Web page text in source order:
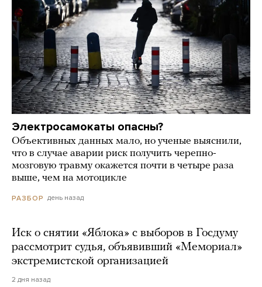
Электросамокаты опасны?
Объективных данных мало, но ученые выяснили,
что в случае аварии риск получить черепно-
мозговую травму окажется почти в четыре раза
выше, чем на мотоцикле
РАЗБОР день назад
Иск о снятии «Яблока» с выборов в Госдуму
рассмотрит судья, объявивший «Мемориал»
экстремистской организацией
2 дня назад